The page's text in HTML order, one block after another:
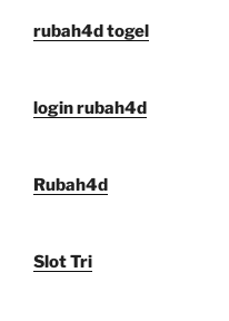
rubah4d togel
login rubah4d
Rubah4d
Slot Tri